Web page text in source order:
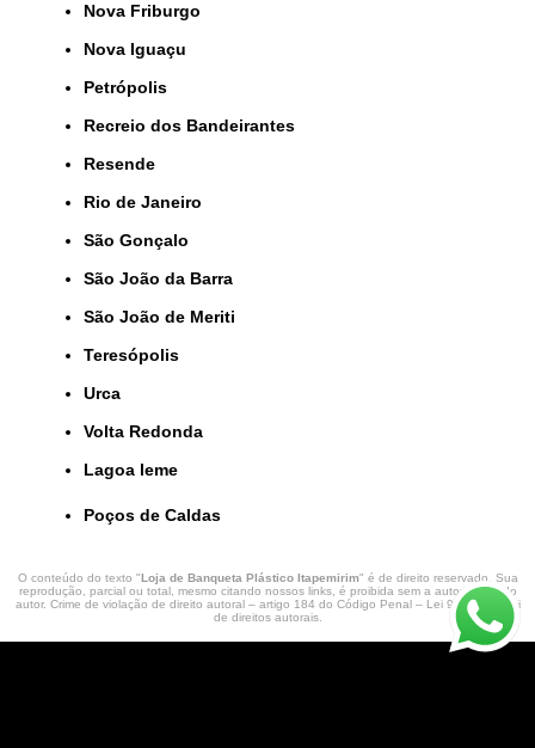
Nova Friburgo
Nova Iguaçu
Petrópolis
Recreio dos Bandeirantes
Resende
Rio de Janeiro
São Gonçalo
São João da Barra
São João de Meriti
Teresópolis
Urca
Volta Redonda
lagoa leme
Poços de Caldas
O conteúdo do texto "Loja de Banqueta Plástico Itapemirim" é de direito reservado. Sua
reprodução, parcial ou total, mesmo citando nossos links, é proibida sem a autorização do
autor. Crime de violação de direito autoral – artigo 184 do Código Penal – Lei 9610/98 - Lei
de direitos autorais.